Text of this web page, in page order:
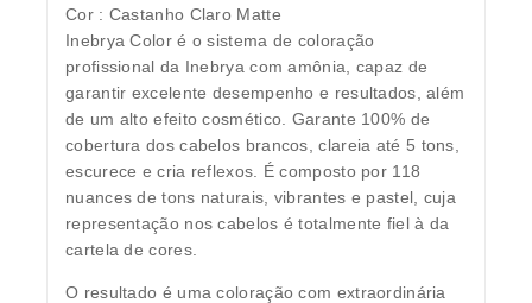
Cor : Castanho Claro Matte
Inebrya Color é o sistema de coloração
profissional da Inebrya com amônia, capaz de
garantir excelente desempenho e resultados, além
de um alto efeito cosmético. Garante 100% de
cobertura dos cabelos brancos, clareia até 5 tons,
escurece e cria reflexos. É composto por 118
nuances de tons naturais, vibrantes e pastel, cuja
representação nos cabelos é totalmente fiel à da
cartela de cores.
O resultado é uma coloração com extraordinária